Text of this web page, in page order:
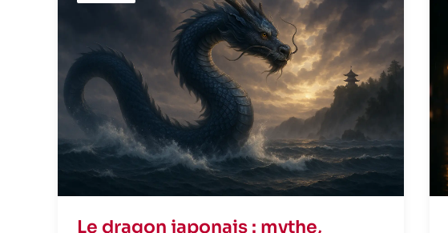
Le dragon japonais : mythe,